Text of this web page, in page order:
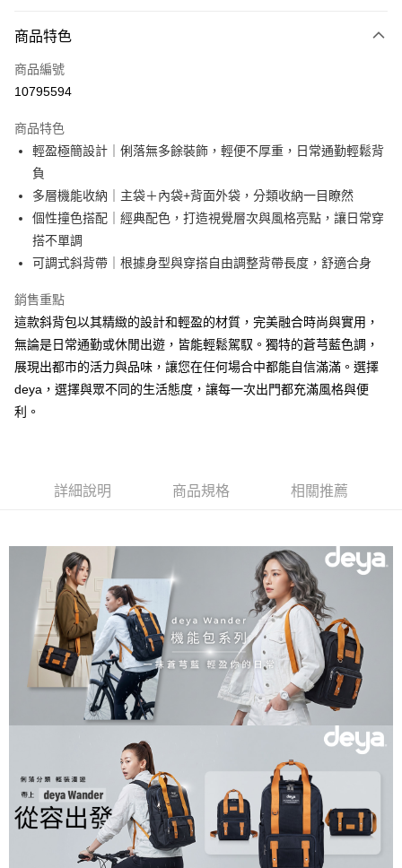
台灣樂天信用卡公司
全盈+PAY
AFTEE先享後付
便利好安心！
１．簡單：不需註冊會員、不需綁卡、不需儲值。
２．便利：只要手機號碼，簡訊認證，即可結帳。
３．安心：先確認商品／服務後，再付款。
【「AFTEE先享後付」結帳流程】
１．於結帳方式選擇「AFTEE先享後付」後，將跳轉至「AFTEE先享後付」
結帳頁面，進行簡訊認證並確認金額後，即可完成結帳。
２．訂單成立數日內，您將收到繳費通知簡訊。
ATM／網路銀行／等多元方式進行付款，方視為交易完成。
購買商品的店家。未經商家同意取消之訂單仍視為有效，需透過AFTEE先享
後付繳納相關費用。
※ 交易是否成功請以「AFTEE先享後付 」之結帳頁面顯示為準，若有關於
是否繳費成功／繳費後需取消欲退款等相關疑問，請聯繫「AFTEE先享後付
客戶支援中心」https://netprotections.freshdesk.com/support/home
２．關於個人資料處理事宜，請瀏覽以下網址：
４．使用「AFTEE先享後付」時，將依據個別帳號之用戶狀況，依本公司即
時審查核予不同之上限額度；若仍有額度不足之情形，本公司將視審查結果
請求用戶進行身份認證。
５．嚴禁一人註冊多個帳號或使用他人資訊註冊。若發現惡意使用之情形，
恩沛科技股份有限公司將有權停止該用戶之使用額度並採取法律行動。
運送方式
【全家】取貨付款
每筆NT$90，滿NT$990(含以上)免運費
【7-11】取貨付款
每筆NT$90，滿NT$990(含以上)免運費
【宅配】
每筆NT$90，滿NT$490(含以上)免運費
商品特色
商品編號
10795594
商品特色
輕盈極簡設計｜俐落無多餘裝飾，輕便不厚重，日常通勤輕鬆背
負
多層機能收納｜主袋＋內袋+背面外袋，分類收納一目瞭然
個性撞色搭配｜經典配色，打造視覺層次與風格亮點，讓日常穿
搭不單調
可調式斜背帶｜根據身型與穿搭自由調整背帶長度，舒適合身
銷售重點
這款斜背包以其精緻的設計和輕盈的材質，完美融合時尚與實用，
無論是日常通勤或休閒出遊，皆能輕鬆駕馭。獨特的蒼芎藍色調，
展現出都市的活力與品味，讓您在任何場合中都能自信滿滿。選擇
deya，選擇與眾不同的生活態度，讓每一次出門都充滿風格與便
利。
詳細說明 商品規格 相關推薦